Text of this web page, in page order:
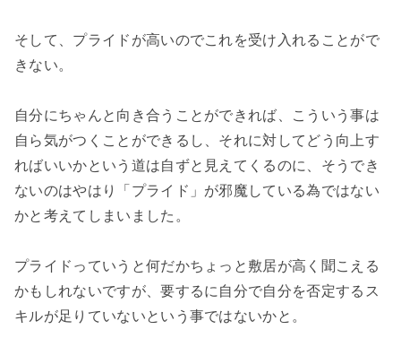
そして、プライドが高いのでこれを受け入れることがで
きない。
自分にちゃんと向き合うことができれば、こういう事は
自ら気がつくことができるし、それに対してどう向上す
ればいいかという道は自ずと見えてくるのに、そうでき
ないのはやはり「プライド」が邪魔している為ではない
かと考えてしまいました。
プライドっていうと何だかちょっと敷居が高く聞こえる
かもしれないですが、要するに自分で自分を否定するス
キルが足りていないという事ではないかと。